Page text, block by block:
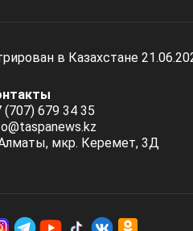
в Казахстане
(707) 679 34 35
мкр. Керемет, 3Д